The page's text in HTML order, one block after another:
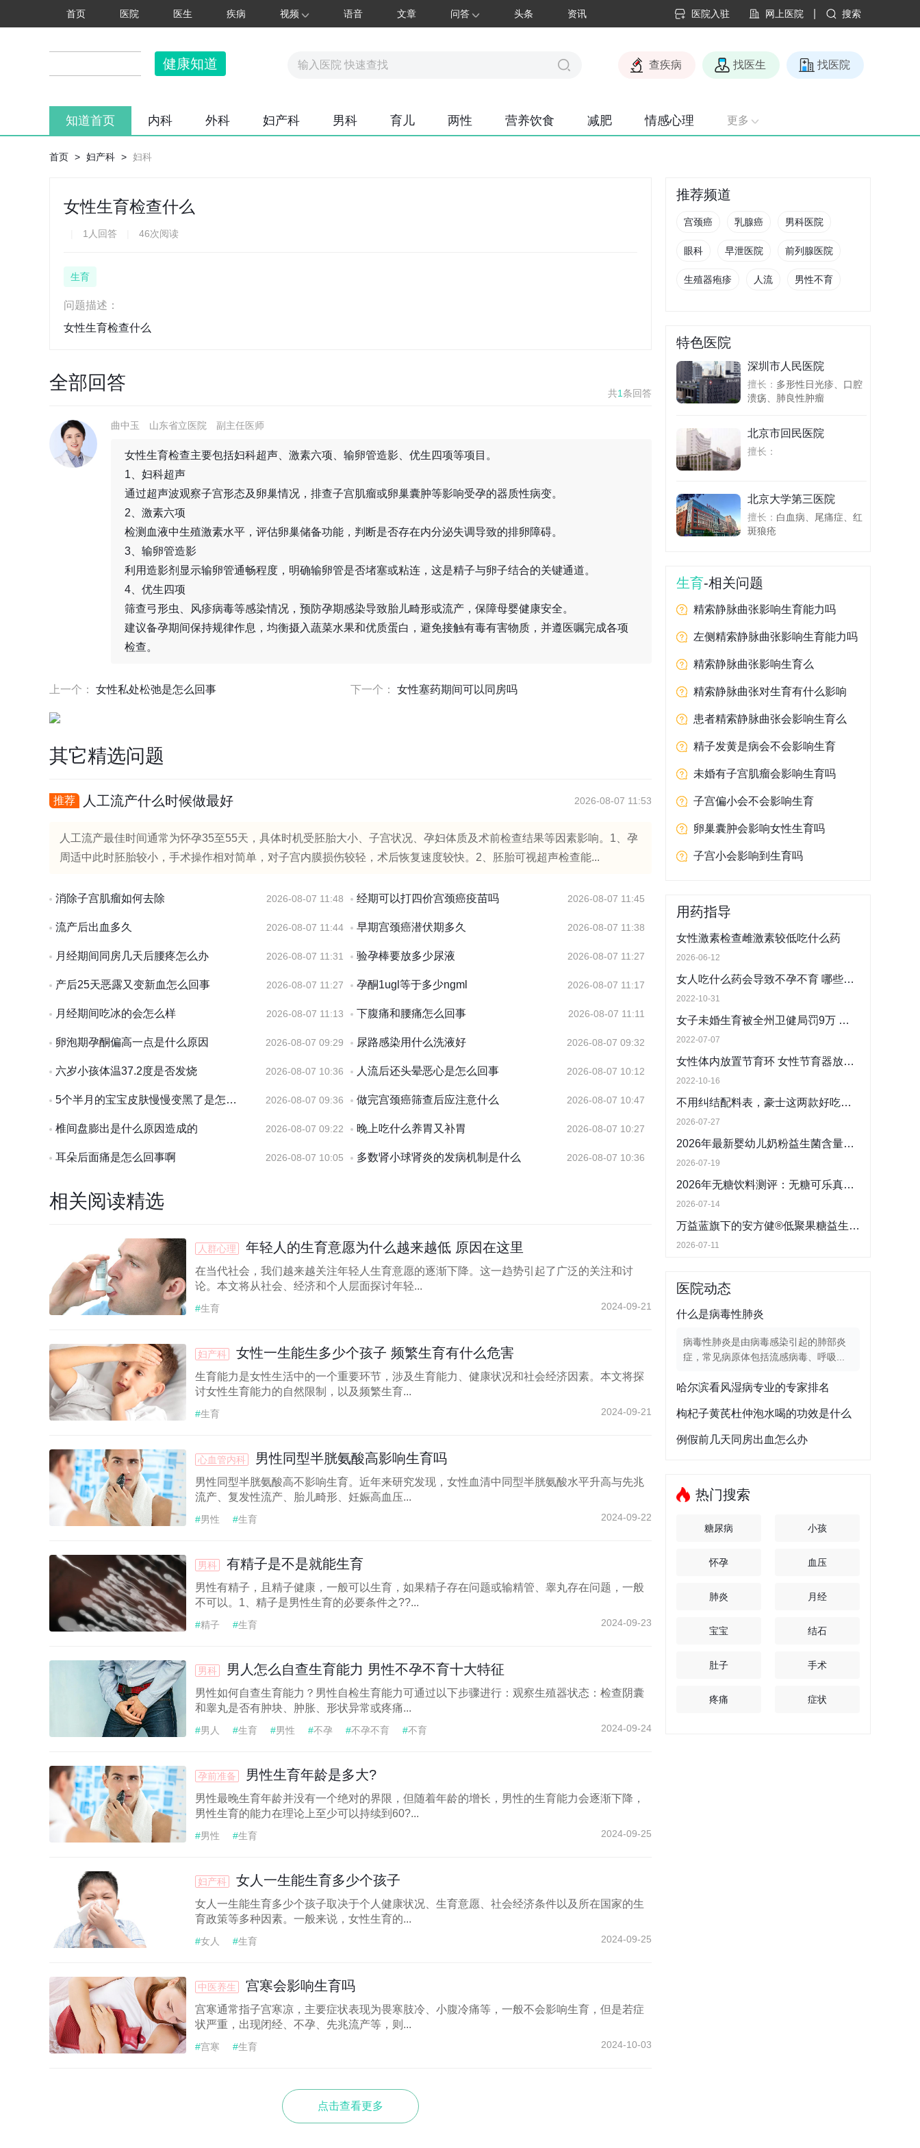
首页 医院 医生 疾病 视频 语音 文章 问答 头条 资讯 医院入驻 网上医院 搜索
健康知道 查疾病 找医生 找医院
知道首页 内科 外科 妇产科 男科 育儿 两性 营养饮食 减肥 情感心理 更多
首页 > 妇产科 > 妇科
女性生育检查什么
1人回答 46次阅读
生育
问题描述：
女性生育检查什么
全部回答 共1 条回答
曲中玉 山东省立医院 副主任医师
女性生育检查主要包括妇科超声、激素六项、输卵管造影、优生四项等项目。
1、妇科超声
通过超声波观察子宫形态及卵巢情况，排查子宫肌瘤或卵巢囊肿等影响受孕的器质性病变。
2、激素六项
检测血液中生殖激素水平，评估卵巢储备功能，判断是否存在内分泌失调导致的排卵障碍。
3、输卵管造影
利用造影剂显示输卵管通畅程度，明确输卵管是否堵塞或粘连，这是精子与卵子结合的关键通道。
4、优生四项
筛查弓形虫、风疹病毒等感染情况，预防孕期感染导致胎儿畸形或流产，保障母婴健康安全。
建议备孕期间保持规律作息，均衡摄入蔬菜水果和优质蛋白，避免接触有毒有害物质，并遵医嘱完成各项
检查。
上一个： 女性私处松弛是怎么回事 下一个： 女性塞药期间可以同房吗
其它精选问题
推荐 人工流产什么时候做最好 2026-08-07 11:53
人工流产最佳时间通常为怀孕35至55天，具体时机受胚胎大小、子宫状况、孕妇体质及术前检查结果等因素影响。1、孕
周适中此时胚胎较小，手术操作相对简单，对子宫内膜损伤较轻，术后恢复速度较快。2、胚胎可视超声检查能...
消除子宫肌瘤如何去除 2026-08-07 11:48 经期可以打四价宫颈癌疫苗吗 2026-08-07 11:45
流产后出血多久 2026-08-07 11:44 早期宫颈癌潜伏期多久 2026-08-07 11:38
月经期间同房几天后腰疼怎么办 2026-08-07 11:31 验孕棒要放多少尿液 2026-08-07 11:27
产后25天恶露又变新血怎么回事 2026-08-07 11:27 孕酮1ugl等于多少ngml 2026-08-07 11:17
月经期间吃冰的会怎么样 2026-08-07 11:13 下腹痛和腰痛怎么回事 2026-08-07 11:11
卵泡期孕酮偏高一点是什么原因 2026-08-07 09:29 尿路感染用什么洗液好 2026-08-07 09:32
六岁小孩体温37.2度是否发烧 2026-08-07 10:36 人流后还头晕恶心是怎么回事 2026-08-07 10:12
5个半月的宝宝皮肤慢慢变黑了是怎么回事 2026-08-07 09:36 做完宫颈癌筛查后应注意什么 2026-08-07 10:47
椎间盘膨出是什么原因造成的 2026-08-07 09:22 晚上吃什么养胃又补胃 2026-08-07 10:27
耳朵后面痛是怎么回事啊 2026-08-07 10:05 多数肾小球肾炎的发病机制是什么 2026-08-07 10:36
相关阅读精选
人群心理 年轻人的生育意愿为什么越来越低 原因在这里
在当代社会，我们越来越关注年轻人生育意愿的逐渐下降。这一趋势引起了广泛的关注和讨
论。本文将从社会、经济和个人层面探讨年轻...
#生育 2024-09-21
妇产科 女性一生能生多少个孩子 频繁生育有什么危害
生育能力是女性生活中的一个重要环节，涉及生育能力、健康状况和社会经济因素。本文将探
讨女性生育能力的自然限制，以及频繁生育...
#生育 2024-09-21
心血管内科 男性同型半胱氨酸高影响生育吗
男性同型半胱氨酸高不影响生育。近年来研究发现，女性血清中同型半胱氨酸水平升高与先兆
流产、复发性流产、胎儿畸形、妊娠高血压...
#男性 #生育 2024-09-22
男科 有精子是不是就能生育
男性有精子，且精子健康，一般可以生育，如果精子存在问题或输精管、睾丸存在问题，一般
不可以。1、精子是男性生育的必要条件之??...
#精子 #生育 2024-09-23
男科 男人怎么自查生育能力 男性不孕不育十大特征
男性如何自查生育能力？男性自检生育能力可通过以下步骤进行：观察生殖器状态：检查阴囊
和睾丸是否有肿块、肿胀、形状异常或疼痛...
#男人 #生育 #男性 #不孕 #不孕不育 #不育 2024-09-24
孕前准备 男性生育年龄是多大?
男性最晚生育年龄并没有一个绝对的界限，但随着年龄的增长，男性的生育能力会逐渐下降，
男性生育的能力在理论上至少可以持续到60?...
#男性 #生育 2024-09-25
妇产科 女人一生能生育多少个孩子
女人一生能生育多少个孩子取决于个人健康状况、生育意愿、社会经济条件以及所在国家的生
育政策等多种因素。一般来说，女性生育的...
#女人 #生育 2024-09-25
中医养生 宫寒会影响生育吗
宫寒通常指子宫寒凉，主要症状表现为畏寒肢冷、小腹冷痛等，一般不会影响生育，但是若症
状严重，出现闭经、不孕、先兆流产等，则...
#宫寒 #生育 2024-10-03
点击查看更多
推荐频道
宫颈癌 乳腺癌 男科医院
眼科 早泄医院 前列腺医院
生殖器疱疹 人流 男性不育
特色医院
深圳市人民医院
擅长： 多形性日光疹、口腔
溃疡、肺良性肿瘤
北京市回民医院
擅长：
北京大学第三医院
擅长： 白血病、尾痛症、红
斑狼疮
生育-相关问题
精索静脉曲张影响生育能力吗
左侧精索静脉曲张影响生育能力吗
精索静脉曲张影响生育么
精索静脉曲张对生育有什么影响
患者精索静脉曲张会影响生育么
精子发黄是病会不会影响生育
未婚有子宫肌瘤会影响生育吗
子宫偏小会不会影响生育
卵巢囊肿会影响女性生育吗
子宫小会影响到生育吗
用药指导
女性激素检查雌激素较低吃什么药
2026-06-12
女人吃什么药会导致不孕不育 哪些药物影响女性生育能力?
2022-10-31
女子未婚生育被全州卫健局罚9万 未婚生育违反计划生育政策吗？
2022-07-07
女性体内放置节育环 女性节育器放置的黄金段
2022-10-16
不用纠结配料表，豪士这两款好吃的夹心面包直接闭眼入
2026-07-27
2026年最新婴幼儿奶粉益生菌含量标准解读 推荐适合中国宝宝的高益生菌婴幼儿奶粉
2026-07-19
2026年无糖饮料测评：无糖可乐真的安全吗？符合国标的可放心饮用无糖饮料推荐
2026-07-14
万益蓝旗下的安方健®低聚果糖益生菌粉蓝帽子资质与科研实力深度解析
2026-07-11
医院动态
什么是病毒性肺炎
病毒性肺炎是由病毒感染引起的肺部炎
症，常见病原体包括流感病毒、呼吸...
哈尔滨看风湿病专业的专家排名
枸杞子黄芪杜仲泡水喝的功效是什么
例假前几天同房出血怎么办
热门搜索
糖尿病 小孩
怀孕 血压
肺炎 月经
宝宝 结石
肚子 手术
疼痛 症状